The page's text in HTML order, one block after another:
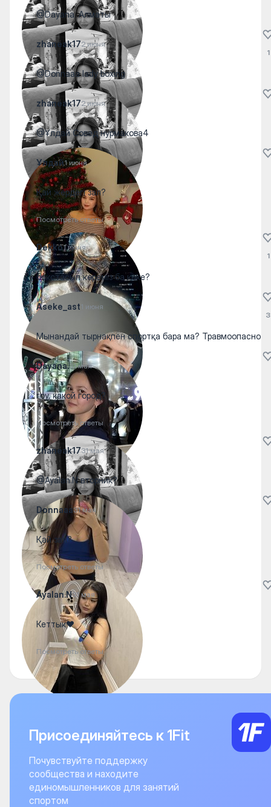
@Dayana. Алматы
zhaneak172 июня
@Donnaaa lady boxing
1
zhaneak172 июня
@Ұлдай Совед нурмакова4
Ұлдай1 июня
Қай жердегі зал?
Посмотреть ответы
Dekko1 июня
бокстасып көреміз ба көке?
1
Aseke_ast1 июня
Мынандай тырнақпен спортқа бара ма? Травмоопасно
3
Dayana.31 мая
гоу, какой город?
Посмотреть ответы
zhaneak1731 мая
@Ayalan.N вторник?
Donnaaa31 мая
Қай зал?
Посмотреть ответы
Ayalan.N31 мая
Кеттык❤️
Посмотреть ответы
Присоединяйтесь к 1Fit
Почувствуйте поддержку
сообщества и находите
единомышленников для занятий
спортом